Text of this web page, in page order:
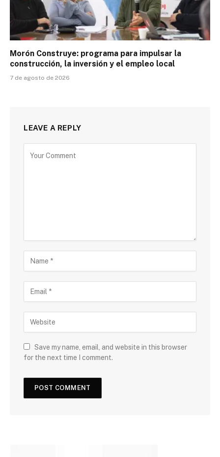
Morón Construye: programa para impulsar la
construcción, la inversión y el empleo local
7 de agosto de 2026
LEAVE A REPLY
Save my name, email, and website in this browser
for the next time I comment.